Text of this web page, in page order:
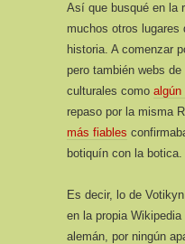
Así que busqué en la
muchos otros lugares
historia. A comenzar
pero también webs
culturales como algún
repaso por la misma
más fiables
botiquín con la botica.
Es decir, lo de
en la propia
alemán, por ningún